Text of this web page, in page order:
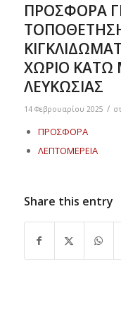
ΠΡΟΣΦΟΡΑ
ΧΩΡΙΟ ΚΑΤΩ
ΛΕΥΚΩΣΙΑΣ
14 Φεβρουαρίου 2025 /
ΠΡΟΣΦΟΡΑ
ΛΕΠΤΟΜΕΡΕΙΑ
Share this entry